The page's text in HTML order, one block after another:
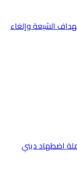
الشيعة وإلغاء
اضطهاد ديني